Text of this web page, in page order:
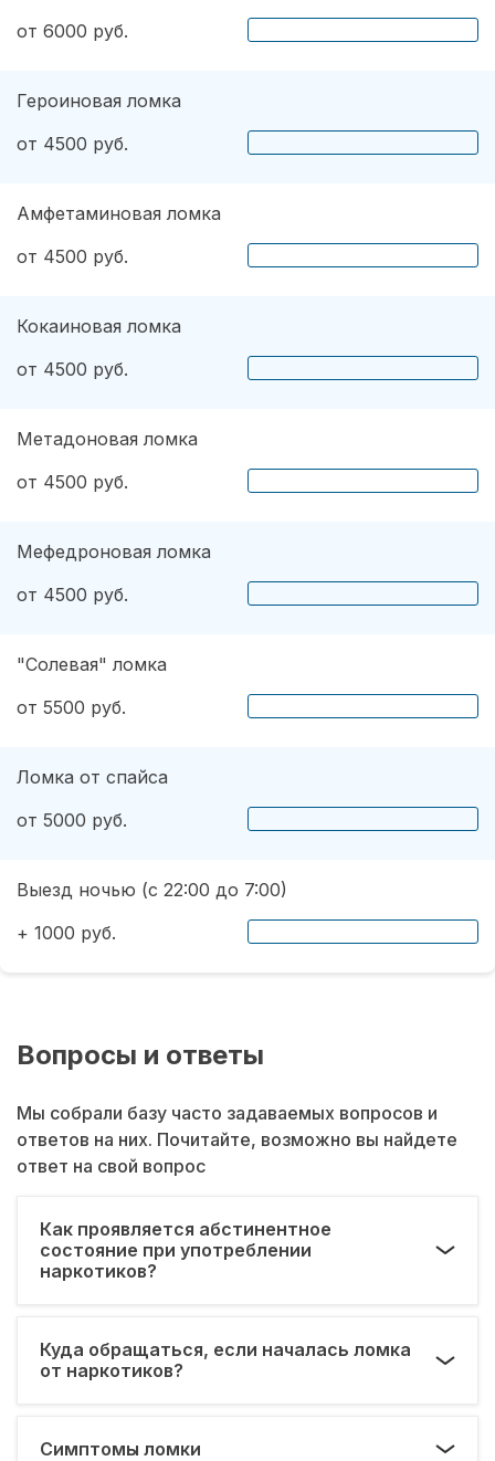
от 6000 руб.
Героиновая ломка
от 4500 руб.
Амфетаминовая ломка
от 4500 руб.
Кокаиновая ломка
от 4500 руб.
Метадоновая ломка
от 4500 руб.
Мефедроновая ломка
от 4500 руб.
"Солевая" ломка
от 5500 руб.
Ломка от спайса
от 5000 руб.
Выезд ночью (с 22:00 до 7:00)
+ 1000 руб.
Вопросы и ответы
Мы собрали базу часто задаваемых вопросов и
ответов на них. Почитайте, возможно вы найдете
ответ на свой вопрос
Как проявляется абстинентное
состояние при употреблении
наркотиков?
Куда обращаться, если началась ломка
от наркотиков?
Симптомы ломки